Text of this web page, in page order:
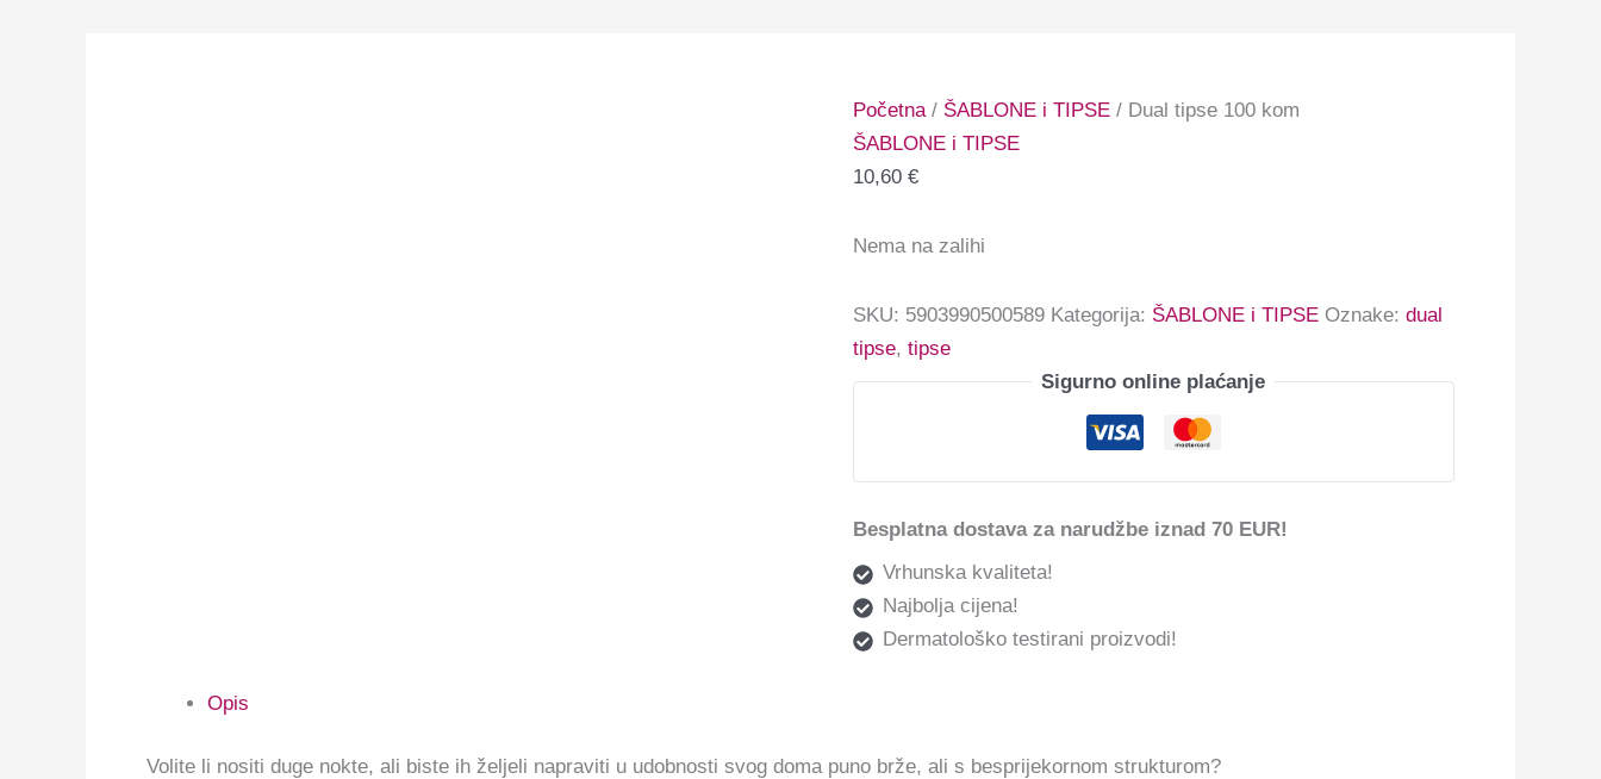
Početna/ ŠABLONE i TIPSE/ Dual tipse 100 kom
ŠABLONE i TIPSE
10,60 €
Nema na zalihi
SKU: 5903990500589 Kategorija: ŠABLONE i TIPSE Oznake: dual
tipse, tipse
Sigurno online plaćanje
Besplatna dostava za narudžbe iznad 70 EUR!
Vrhunska kvaliteta!
Najbolja cijena!
Dermatološko testirani proizvodi!
Opis
Volite li nositi duge nokte, ali biste ih željeli napraviti u udobnosti svog doma puno brže, ali s besprijekornom strukturom?